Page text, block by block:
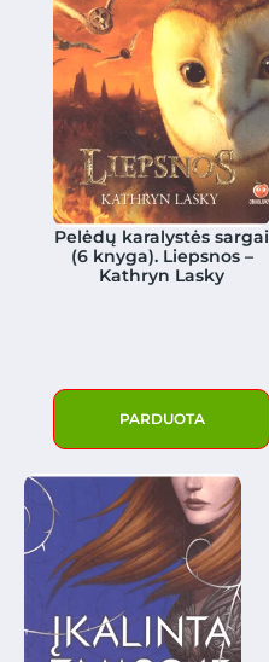
Pelėdų karalystės sargai
(6 knyga). Liepsnos –
Kathryn Lasky
PARDUOTA